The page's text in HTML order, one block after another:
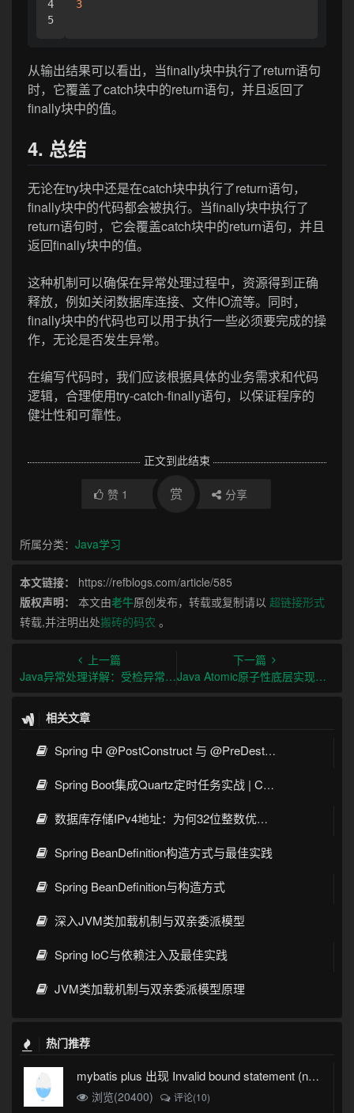
4
3
从输出结果可以看出，当finally块中执行了return语句
时，它覆盖了catch块中的return语句，并且返回了
finally块中的值。
4. 总结
无论在try块中还是在catch块中执行了return语句，
finally块中的代码都会被执行。当finally块中执行了
return语句时，它会覆盖catch块中的return语句，并且
返回finally块中的值。
这种机制可以确保在异常处理过程中，资源得到正确
释放，例如关闭数据库连接、文件IO流等。同时，
finally块中的代码也可以用于执行一些必须要完成的操
作，无论是否发生异常。
在编写代码时，我们应该根据具体的业务需求和代码
逻辑，合理使用try-catch-finally语句，以保证程序的
健壮性和可靠性。
正文到此结束
赞 1 赏 分享
所属分类： Java学习
本文链接：
https://refblogs.com/article/585
版权声明：
本文由老牛原创发布，转载或复制请以 超链接形式
转载,并注明出处搬砖的码农 。
上一篇
Java异常处理详解：受检异常与非受检异常的区别及应用场景
下一篇
Java Atomic原子性底层实现原理及示例代码
相关文章
Spring 中 @PostConstruct 与 @PreDestroy 的完整与实战
Spring Boot集成Quartz定时任务实战 | Cron表达式详解
数据库存储IPv4地址：为何32位整数优于字符串 | 性能分析
Spring BeanDefinition构造方式与最佳实践
Spring BeanDefinition与构造方式
深入JVM类加载机制与双亲委派模型
Spring IoC与依赖注入及最佳实践
JVM类加载机制与双亲委派模型原理
热门推荐
mybatis plus 出现 Invalid bound statement (not found)
浏览(20400)
评论(10)